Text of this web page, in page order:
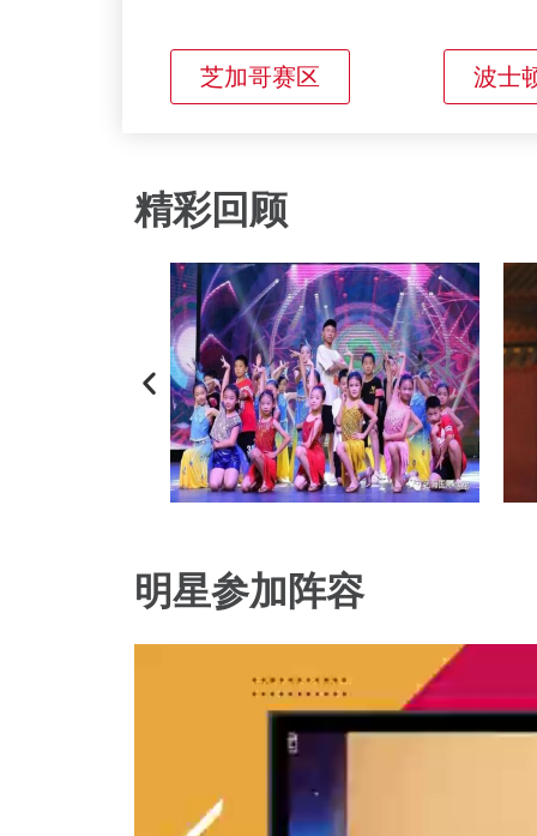
芝加哥赛区 波士
精彩回顾
明星参加阵容